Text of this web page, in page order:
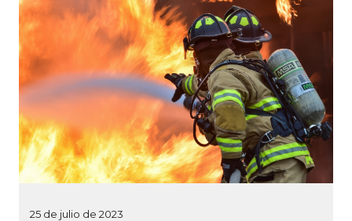
25 de julio de 2023